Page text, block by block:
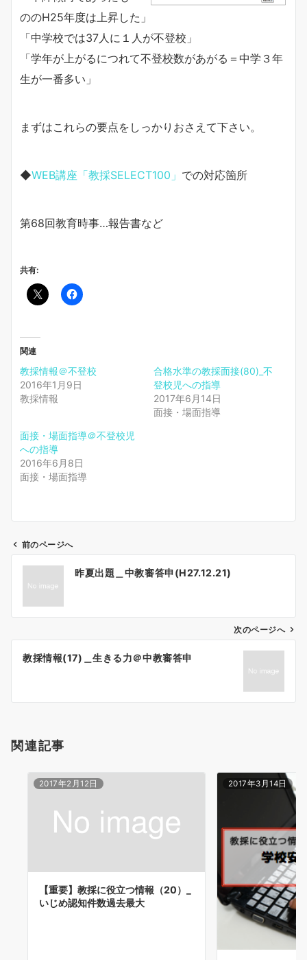
ののH25年度は上昇した」
「中学校では37人に１人が不登校」
「学年が上がるにつれて不登校数があがる＝中学３年
生が一番多い」
まずはこれらの要点をしっかりおさえて下さい。
◆WEB講座「教採SELECT100」 での対応箇所
第68回教育時事…報告書など
共有:
関連
教採情報＠不登校
2016年1月9日
教採情報
合格水準の教採面接(80)_不
登校児への指導
2017年6月14日
面接・場面指導
面接・場面指導＠不登校児
への指導
2016年6月8日
面接・場面指導
ン
前のページへ
昨夏出題＿中教審答申(H27.12.21)
次のページへ
教採情報(17)＿生きる力＠中教審答申
関連記事
2017年2月12日
【重要】教採に役立つ情報（20）_
いじめ認知件数過去最大
2017年3月14日